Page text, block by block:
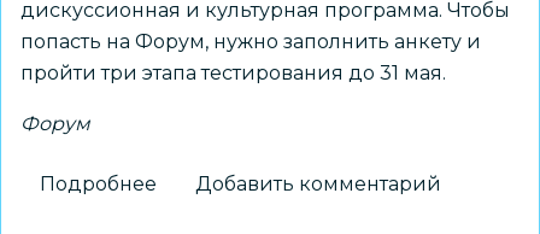
дискуссионная и культурная программа. Чтобы
попасть на Форум, нужно заполнить анкету и
пройти три этапа тестирования до 31 мая.
Форум
Подробнее Добавить комментарий